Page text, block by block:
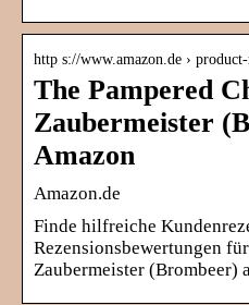
http s://www.amazon.de ›
The Pampered
Zaubermeister
Amazon
Amazon.de
Finde hilfreiche
Rezensionsbewertungen
Zaubermeister (Brombeer)